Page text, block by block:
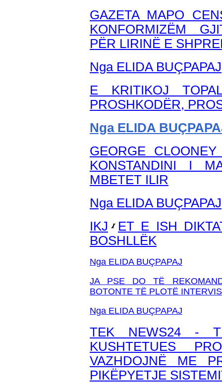
GAZETA MAPO
KONFORMIZËM
PËR LIRINË E
Nga ELIDA BUÇPAPAJ
E KRITIKOJ
PROSHKODËR,
Nga ELIDA
GEORGE
KONSTANDINI I
MBETET ILIR
Nga ELIDA BUÇPAPAJ
IKJ
ET E ISH
BOSHLLËK
Nga ELIDA BUÇPAPAJ
JA PSE DO TË
BOTONTE TË PLOTË
Nga ELIDA BUÇPAPAJ
TEK NEWS24 -
KUSHTETUES
VAZHDOJNË ME
PIKËPYETJE